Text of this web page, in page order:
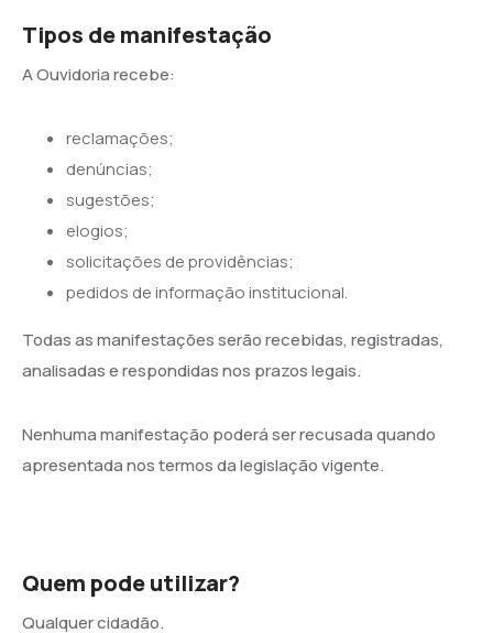
Tipos de manifestação
A Ouvidoria recebe:
reclamações;
denúncias;
sugestões;
elogios;
solicitações de providências;
pedidos de informação institucional.
Todas as manifestações serão recebidas, registradas,
analisadas e respondidas nos prazos legais.
Nenhuma manifestação poderá ser recusada quando
apresentada nos termos da legislação vigente.
Quem pode utilizar?
Qualquer cidadão.